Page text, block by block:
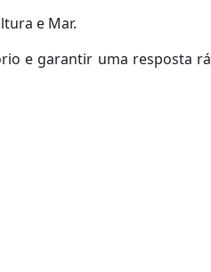
e Mar.
e garantir uma resposta